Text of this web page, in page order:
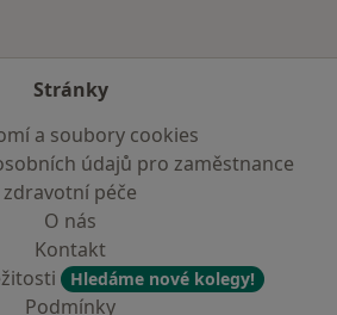
Stránky
a soubory cookies
údajů pro zaměstnance
zdravotní péče
O nás
Kontakt
Hledáme nové kolegy!
Podmínky